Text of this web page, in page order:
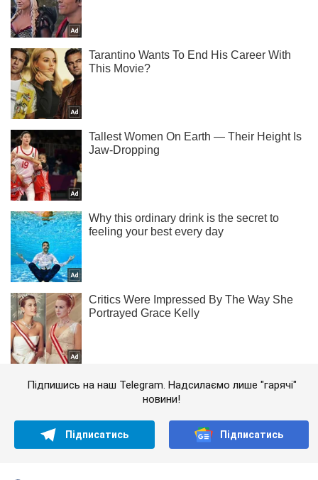
Підпишись на наш Telegram. Надсилаємо лише "гарячі"
новини!
Підписатись Підписатись